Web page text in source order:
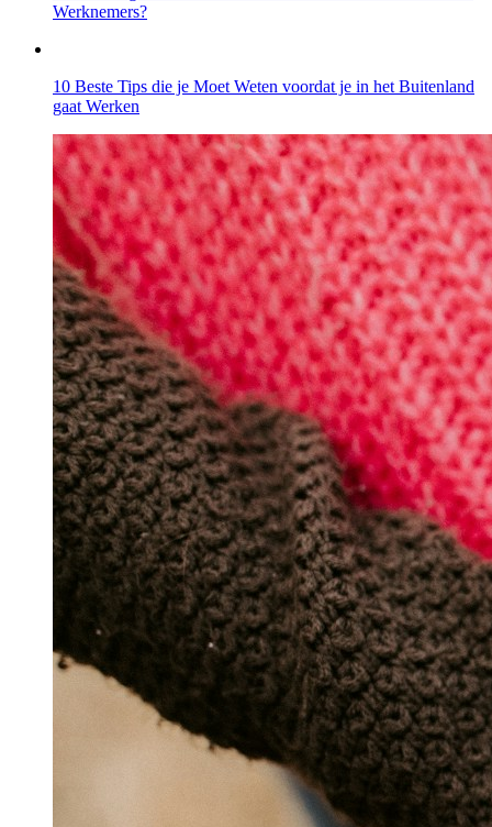
Werknemers?
10 Beste Tips die je Moet Weten voordat je in het Buitenland
gaat Werken